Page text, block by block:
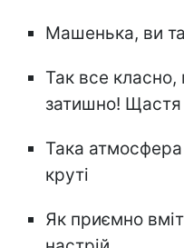
Машенька, ви
Так все
затишно! Щастя
Така атмосфера
круті
Як приємно